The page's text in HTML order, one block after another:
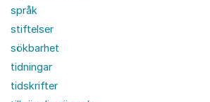
språk
stiftelser
sökbarhet
tidningar
tidskrifter